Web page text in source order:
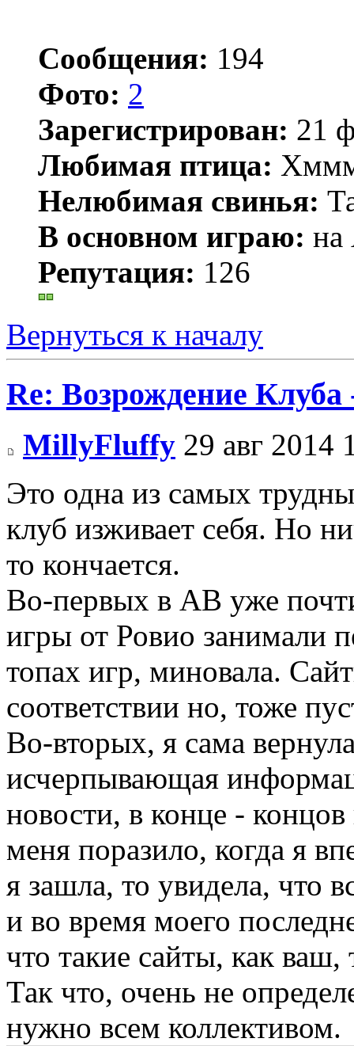
Сообщения: 194
Фото: 2
Зарегистрирован: 21
Любимая птица:
Нелюбимая свинья:
В основном играю: на
Репутация: 126
Вернуться к началу
Re: Возрождение
MillyFluffy 29 авг 2014
Это одна из самых
клуб изживает себя. Но
то кончается.
Во-первых в АВ уже
игры от Ровио занимали
топах игр, миновала.
соответствии но, тоже
Во-вторых, я сама
исчерпывающая
новости, в конце -
меня поразило, когда я
я зашла, то увидела, что
и во время моего
что такие сайты, как ваш,
Так что, очень не
нужно всем коллективом.